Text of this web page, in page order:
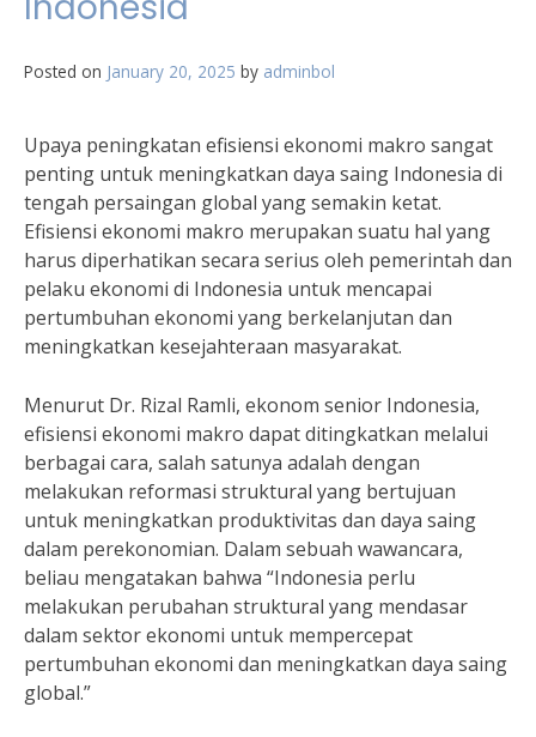
Posted on January 20, 2025 by adminbol
Upaya peningkatan efisiensi ekonomi makro sangat
penting untuk meningkatkan daya saing Indonesia di
tengah persaingan global yang semakin ketat.
Efisiensi ekonomi makro merupakan suatu hal yang
harus diperhatikan secara serius oleh pemerintah dan
pelaku ekonomi di Indonesia untuk mencapai
pertumbuhan ekonomi yang berkelanjutan dan
meningkatkan kesejahteraan masyarakat.
Menurut Dr. Rizal Ramli, ekonom senior Indonesia,
efisiensi ekonomi makro dapat ditingkatkan melalui
berbagai cara, salah satunya adalah dengan
melakukan reformasi struktural yang bertujuan
untuk meningkatkan produktivitas dan daya saing
dalam perekonomian. Dalam sebuah wawancara,
beliau mengatakan bahwa “Indonesia perlu
melakukan perubahan struktural yang mendasar
dalam sektor ekonomi untuk mempercepat
pertumbuhan ekonomi dan meningkatkan daya saing
global.”